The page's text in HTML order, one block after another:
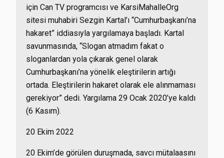
için Can TV programcısı ve KarsiMahalleOrg
sitesi muhabiri Sezgin Kartal’ı “Cumhurbaşkanı’na
hakaret” iddiasıyla yargılamaya başladı. Kartal
savunmasında, “Slogan atmadım fakat o
sloganlardan yola çıkarak genel olarak
Cumhurbaşkanı’na yönelik eleştirilerin artığı
ortada. Eleştirilerin hakaret olarak ele alınmaması
gerekiyor” dedi. Yargılama 29 Ocak 2020’ye kaldı
(6 Kasım).
20 Ekim 2022
20 Ekim’de görülen duruşmada, savcı mütalaasını